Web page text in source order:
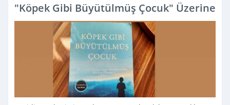
"Köpek Gibi Büyütülmüş Çocuk" Üzerine...